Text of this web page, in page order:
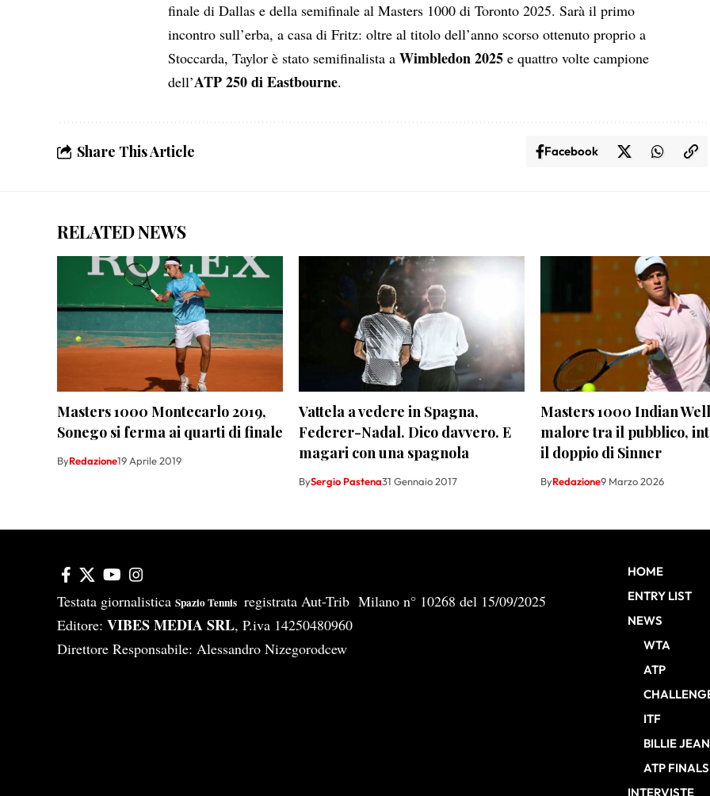
finale di Dallas e della semifinale al Masters 1000 di Toronto 2025. Sarà il primo
incontro sull’erba, a casa di Fritz: oltre al titolo dell’anno scorso ottenuto proprio a
Stoccarda, Taylor è stato semifinalista aWimbledon 2025 e quattro volte campione
dell’ATP 250 di Eastbourne.
Share This Article Facebook
RELATED NEWS
Masters 1000 Montecarlo 2019,
Sonego si ferma ai quarti di finale
ByRedazione19 Aprile 2019
Vattela a vedere in Spagna,
Federer-Nadal. Dico davvero. E
magari con una spagnola
BySergio Pastena31 Gennaio 2017
Masters 1000 Indian
malore tra il pubblico,
il doppio di Sinner
ByRedazione9 Marzo 2026
Testata giornalistica Spazio Tennis registrata Aut-Trib Milano n° 10268 del 15/09/2025
Editore: VIBES MEDIA SRL, P.iva 14250480960
Direttore Responsabile: Alessandro Nizegorodcew
HOME
ENTRY LIST
NEWS
WTA
ATP
ITF
BILLIE
ATP FINALS
INTERVISTE